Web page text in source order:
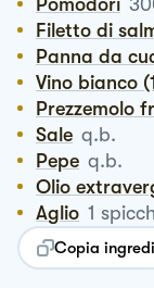
Filetto di
Panna da
Vino bianco
Prezzemolo
Sale q.b.
Pepe q.b.
Olio
Aglio 1
Copia